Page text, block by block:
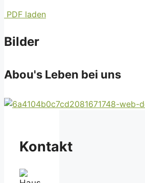
PDF laden
Bilder
Abou's Leben bei uns
Kontakt